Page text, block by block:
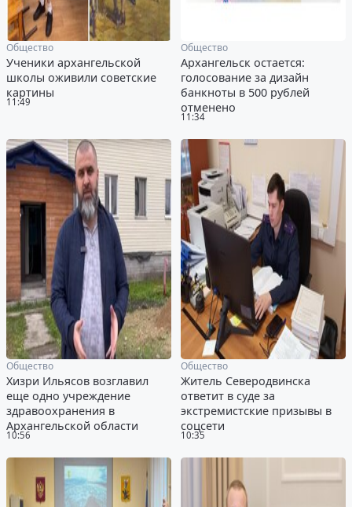
11:49
Общество
Ученики архангельской
школы оживили советские
картины
11:34
Общество
Архангельск остается:
голосование за дизайн
банкноты в 500 рублей
отменено
10:56
Общество
Хизри Ильясов возглавил
еще одно учреждение
здравоохранения в
Архангельской области
10:35
Общество
Житель Северодвинска
ответит в суде за
экстремистские призывы в
соцсети